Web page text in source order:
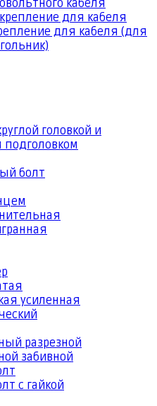
кабеля
для кабеля
для кабеля (для
головкой и
болт
усиленная
разрезной
забивной
с гайкой